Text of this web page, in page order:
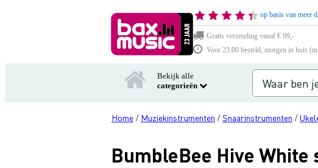
op basis van meer
Gratis verzending vanaf € 99,-
Voor 23:00 besteld, morgen in huis
Bekijk alle
categorieën
Home / Muziekinstrumenten /Snaarinstrumenten /
BumbleBee Hive